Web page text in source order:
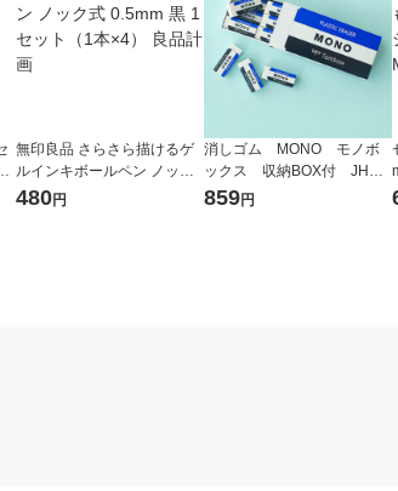
無印良品 さらさら描けるゲ
ルインキボールペン ノック
式 0.5mm 黒 1セット（1本×
480円
消しゴム MONO モノボ
ックス 収納BOX付 JHA-0
61 1個（小サイズ18個入）
859円